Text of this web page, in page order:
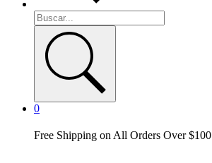
0
Free Shipping on All Orders Over $100